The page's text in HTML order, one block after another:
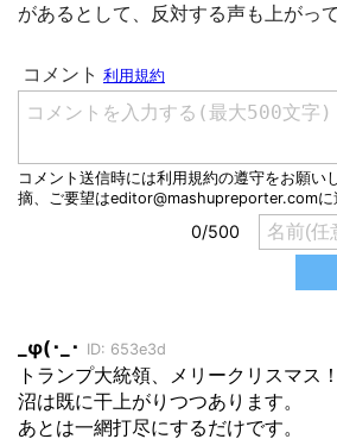
があるとして、反対する声も上がって